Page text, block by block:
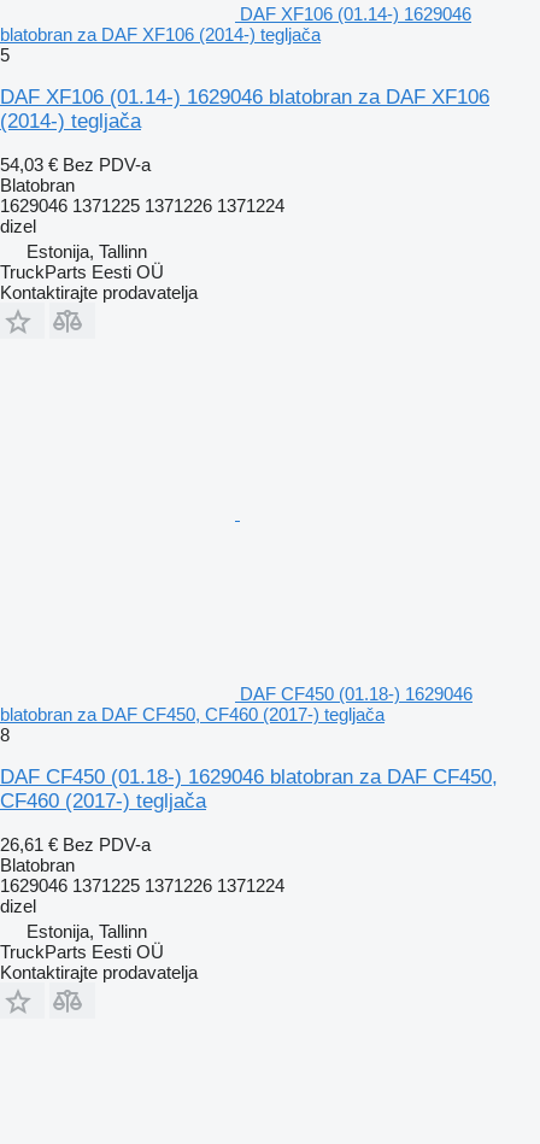
DAF XF106 (01.14-) 1629046
blatobran za DAF XF106 (2014-) tegljača
5
DAF XF106 (01.14-) 1629046 blatobran za DAF XF106
(2014-) tegljača
54,03 € Bez PDV-a
Blatobran
1629046 1371225 1371226 1371224
dizel
Estonija, Tallinn
TruckParts Eesti OÜ
Kontaktirajte prodavatelja
DAF CF450 (01.18-) 1629046
blatobran za DAF CF450, CF460 (2017-) tegljača
8
DAF CF450 (01.18-) 1629046 blatobran za DAF CF450,
CF460 (2017-) tegljača
26,61 € Bez PDV-a
Blatobran
1629046 1371225 1371226 1371224
dizel
Estonija, Tallinn
TruckParts Eesti OÜ
Kontaktirajte prodavatelja